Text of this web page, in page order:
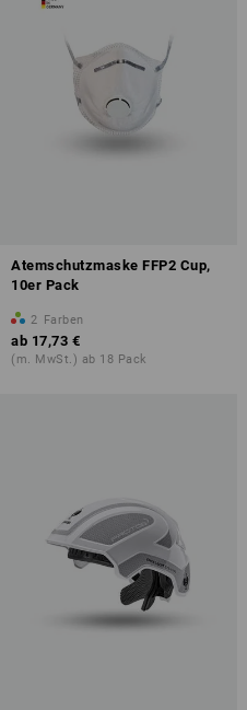
Atemschutzmaske FFP2 Cup,
10er Pack
2 Farben
ab 17,73 €
(m. MwSt.) ab 18 Pack